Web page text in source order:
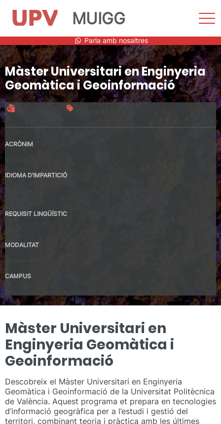
al
contingut
MUIGG
Parla amb nosaltres
Màster Universitari en Enginyeria
Geomàtica i Geoinformació
ACRÒNIM
IDIOMA D’IMPARTICIÓ
REQUISIT LINGÜÍSTIC
MODALITAT
CAMPUS
Màster Universitari en
Enginyeria Geomàtica i
Geoinformació
Descobreix el Màster Universitari en Enginyeria
Geomàtica i Geoinformació de la Universitat Politècnica
de València. Aquest programa et prepara en tecnologies
d’informació geogràfica per a l’estudi i gestió del
territori, combinant teoria i pràctica amb les últimes